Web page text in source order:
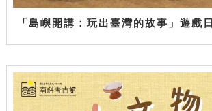
「島嶼開講：玩出臺灣的故事」遊戲日